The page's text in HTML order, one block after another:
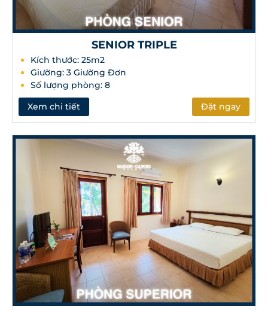
SENIOR TRIPLE
Kích thước: 25m2
Giường: 3 Giường Đơn
Số lượng phòng: 8
Xem chi tiết
Đặt ngay